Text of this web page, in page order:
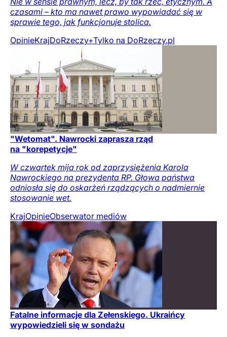
czasami – kto ma nawet prawo wypowiadać się w
sprawie tego, jak funkcjonuje stolica.
OpinieKrajDoRzeczy+Tylko na DoRzeczy.pl
"Wetomat". Nawrocki zaprasza rząd
na "korepetycje"
W czwartek mija rok od zaprzysiężenia Karola
Nawrockiego na prezydenta RP. Głowa państwa
odniosła się do oskarżeń rządzących o nadmiernie
stosowanie wet.
KrajOpinieObserwator mediów
Fatalne informacje dla Zełenskiego. Ukraińcy
wypowiedzieli się w sondażu